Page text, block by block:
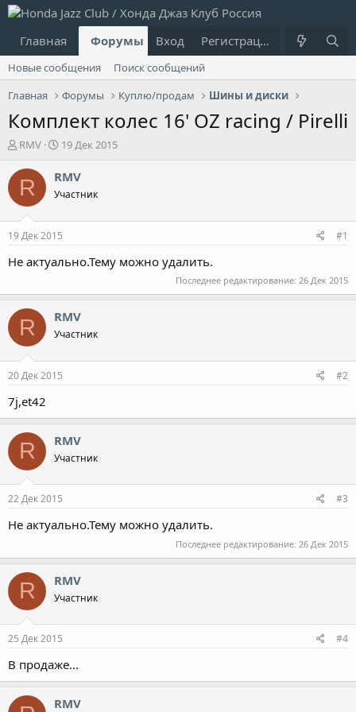
Главная Форумы Что нового?
Вход Регистрация
Новые сообщения
Поиск сообщений
Главная
Форумы Куплю/продам Шины и диски
Комплект колес 16' OZ racing / Pirelli
А
т
о
р
м
ы
RMV
Д
т
н
ч
а
л
19 Дек 2015
R RMV
Участник
19 Дек 2015 #1
Не актуально.Тему можно удалить.
Последнее редактирование: 26 Дек 2015
R RMV
Участник
20 Дек 2015 #2
7j,et42
R RMV
Участник
22 Дек 2015 #3
Не актуально.Тему можно удалить.
Последнее редактирование: 26 Дек 2015
R RMV
Участник
25 Дек 2015 #4
В продаже...
RMV